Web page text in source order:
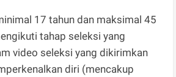
17 tahun dan maksimal 45
tahap seleksi yang
video seleksi yang dikirimkan
diri (mencakup